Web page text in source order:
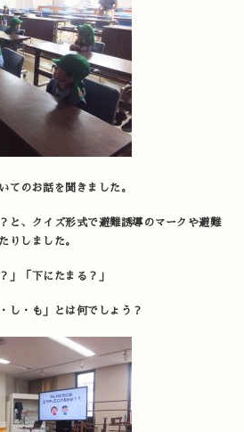
てのお話を聞きました。
と、クイズ形式で避難誘導のマークや避難
りしました。
」「下にたまる？」
し・も」とは何でしょう？